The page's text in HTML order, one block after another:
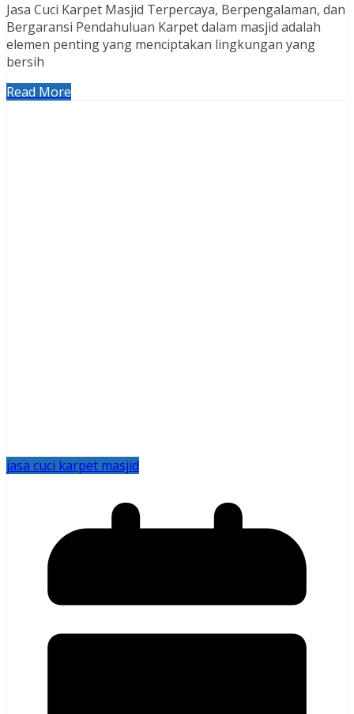
Jasa Cuci Karpet Masjid Terpercaya, Berpengalaman, dan
Bergaransi Pendahuluan Karpet dalam masjid adalah
elemen penting yang menciptakan lingkungan yang
bersih
Read More
jasa cuci karpet masjid